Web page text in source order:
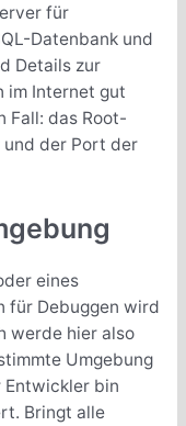
für
Datenbank und
Details zur
im Internet gut
Fall: das Root-
der Port der
eines
für Debuggen wird
werde hier also
Umgebung
Entwickler bin
Bringt alle